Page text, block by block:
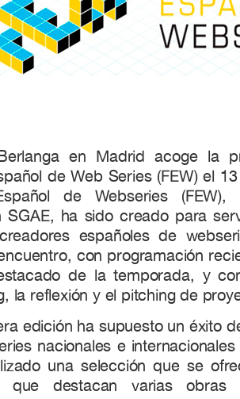
en Madrid acoge la
de Web Series (FEW) el
de Webseries
SGAE, ha sido creado para
españoles de
con programación
de la temporada, y
la reflexión y el pitching de
edición ha supuesto un éxito
nacionales e
una selección que se
que destacan varias obras